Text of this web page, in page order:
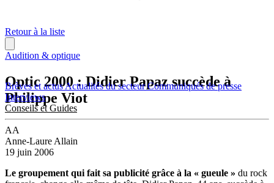
Brèves et actusActualités du secteurCommuniqués de presse
Interviews
Conseils et Guides
Retour à la liste
Audition & optique
Optic 2000 : Didier Papaz succède à
Philippe Viot
AA
Anne-Laure Allain
19 juin 2006
Le groupement qui fait sa publicité grâce à la « gueule » du rock